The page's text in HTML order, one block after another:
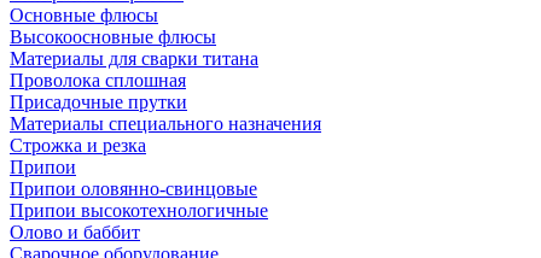
Основные флюсы
Высокоосновные флюсы
Материалы для сварки титана
Проволока сплошная
Присадочные прутки
Материалы специального назначения
Строжка и резка
Припои
Припои оловянно-свинцовые
Припои высокотехнологичные
Олово и баббит
Сварочное оборудование